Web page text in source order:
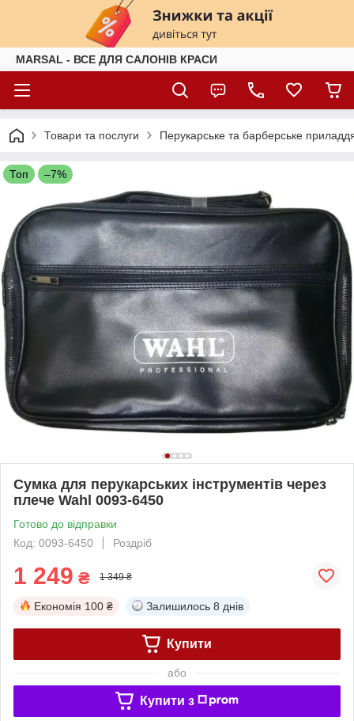
MARSAL - ВСЕ ДЛЯ САЛОНІВ КРАСИ
Товари та послуги Перукарське та барберське
Топ –7%
Сумка для перукарських інструментів через
плече Wahl 0093-6450
Готово до відправки
Код: 0093-6450
Роздріб
1 249 ₴ 1 349 ₴
Економія 100 ₴ Залишилось 8 днів
Купити
або
Купити з